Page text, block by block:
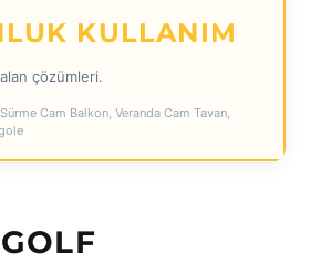
KULLANIM
çözümleri.
Cam Balkon, Veranda Cam Tavan,